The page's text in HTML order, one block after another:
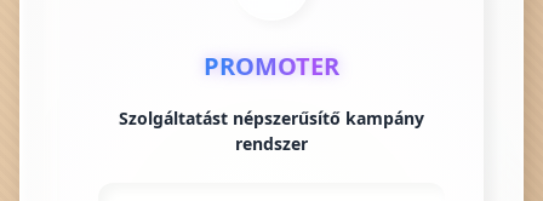
PROMOTER
Szolgáltatást népszerűsítő kampány
rendszer